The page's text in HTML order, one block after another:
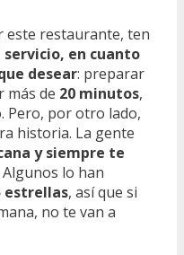
este restaurante, ten
servicio, en cuanto
desear: preparar
más de 20 minutos,
Pero, por otro lado,
historia. La gente
y siempre te
Algunos lo han
estrellas, así que si
no te van a